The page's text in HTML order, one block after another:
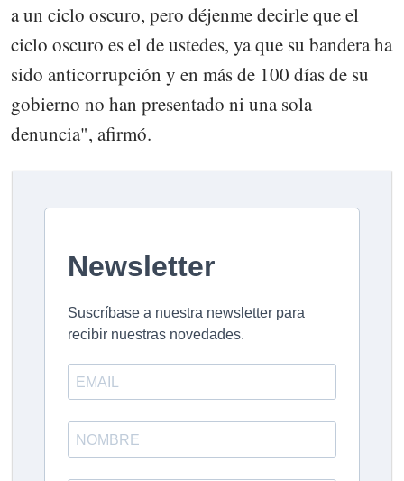
a un ciclo oscuro, pero déjenme decirle que el
ciclo oscuro es el de ustedes, ya que su bandera ha
sido anticorrupción y en más de 100 días de su
gobierno no han presentado ni una sola
denuncia", afirmó.